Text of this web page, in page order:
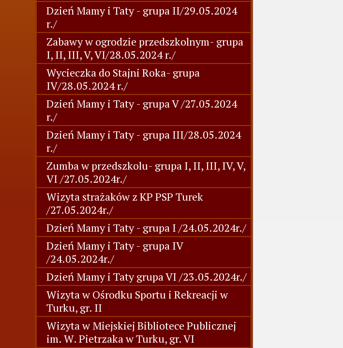
Dzień Mamy i Taty - grupa II/29.05.2024
r./
Zabawy w ogrodzie przedszkolnym- grupa
I, II, III, V, VI/28.05.2024 r./
Wycieczka do Stajni Roka- grupa
IV/28.05.2024 r./
Dzień Mamy i Taty - grupa V /27.05.2024
r./
Dzień Mamy i Taty - grupa III/28.05.2024
r./
Zumba w przedszkolu- grupa I, II, III, IV, V,
VI /27.05.2024r./
Wizyta strażaków z KP PSP Turek
/27.05.2024r./
Dzień Mamy i Taty - grupa I /24.05.2024r./
Dzień Mamy i Taty - grupa IV
/24.05.2024r./
Dzień Mamy i Taty grupa VI /23.05.2024r./
Wizyta w Ośrodku Sportu i Rekreacji w
Turku, gr. II
Wizyta w Miejskiej Bibliotece Publicznej
im. W. Pietrzaka w Turku, gr. VI